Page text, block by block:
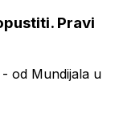
Pravi
od Mundijala u